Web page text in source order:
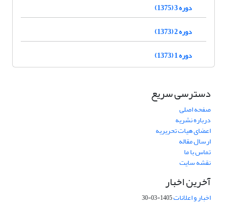
دوره 3 (1375)
دوره 2 (1373)
دوره 1 (1373)
دسترسی سریع
صفحه اصلی
درباره نشریه
اعضای هیات تحریریه
ارسال مقاله
تماس با ما
نقشه سایت
آخرین اخبار
اخبار و اعلانات1405-03-30